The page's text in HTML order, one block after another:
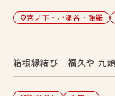
location_on宮ノ下・小涌谷・強羅
箱根縁結び 福久や 九